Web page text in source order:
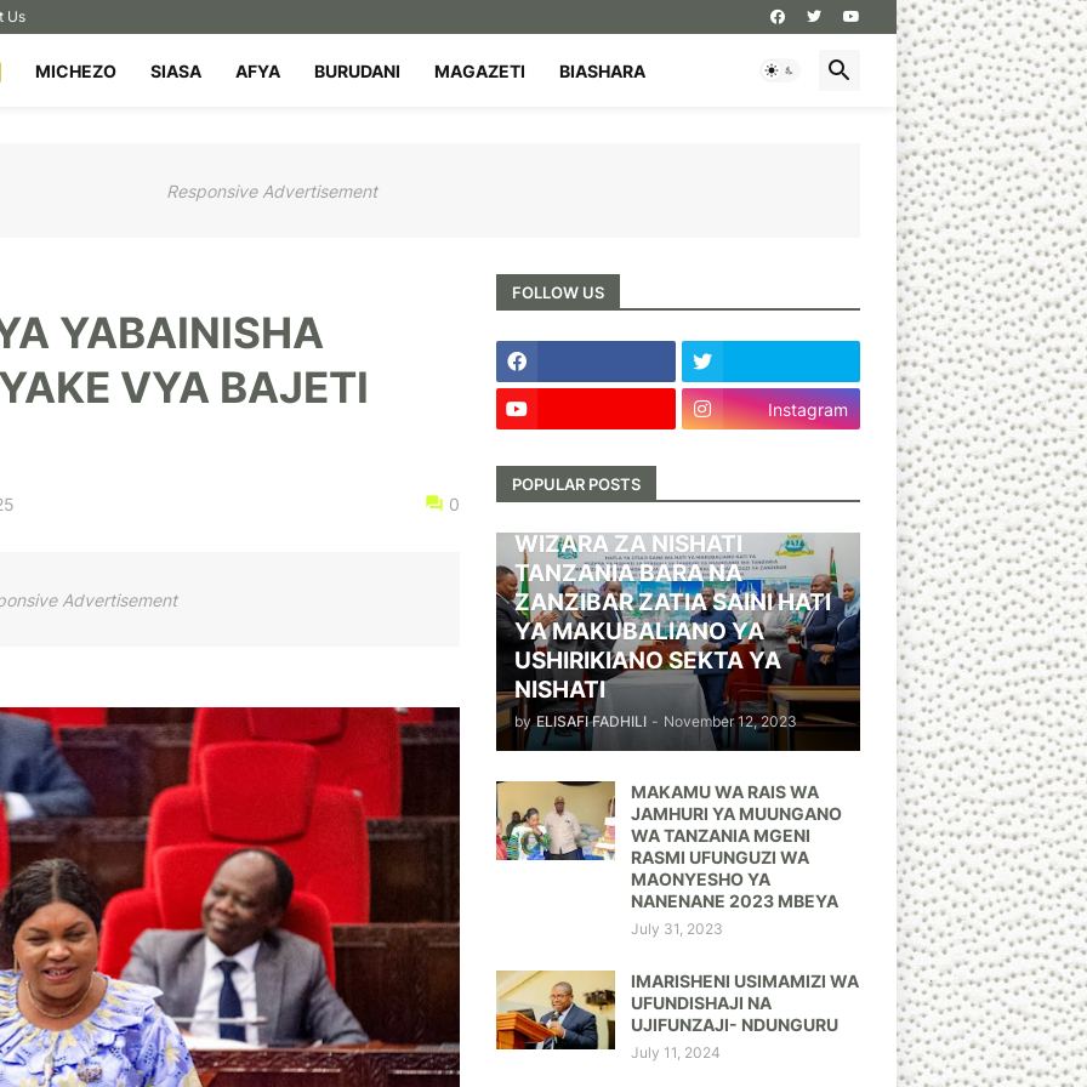
Us
MICHEZO SIASA AFYA BURUDANI MAGAZETI BIASHARA
Responsive Advertisement
YABAINISHA
VYA BAJETI
0
Advertisement
FOLLOW US
Instagram
POPULAR POSTS
WIZARA ZA NISHATI
TANZANIA BARA NA
ZANZIBAR ZATIA SAINI HATI
YA MAKUBALIANO YA
USHIRIKIANO SEKTA YA
NISHATI
by ELISAFI FADHILI - November 12, 2023
MAKAMU WA RAIS WA
JAMHURI YA MUUNGANO
WA TANZANIA MGENI
RASMI UFUNGUZI WA
MAONYESHO YA
NANENANE 2023 MBEYA
July 31, 2023
IMARISHENI USIMAMIZI WA
UFUNDISHAJI NA
UJIFUNZAJI- NDUNGURU
July 11, 2024